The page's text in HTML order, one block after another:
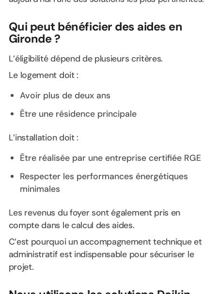
Qui peut bénéficier des aides en
Gironde ?
L’éligibilité dépend de plusieurs critères.
Le logement doit :
Avoir plus de deux ans
Être une résidence principale
L’installation doit :
Être réalisée par une entreprise certifiée RGE
Respecter les performances énergétiques
minimales
Les revenus du foyer sont également pris en
compte dans le calcul des aides.
C’est pourquoi un accompagnement technique et
administratif est indispensable pour sécuriser le
projet.